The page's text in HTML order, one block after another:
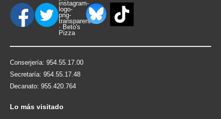
Conserjería: 954.55.17.00
Secretaría: 954.55.17.48
Decanato: 955.420.764
Lo más visitado